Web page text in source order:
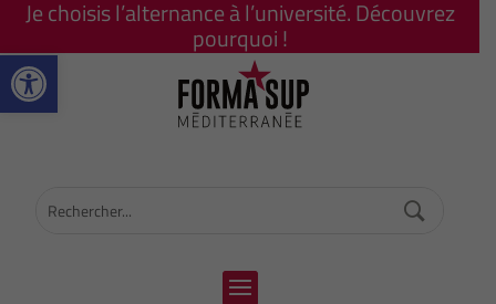
Ouvrir la barre d’outils
Je choisis l’alternance à l’université. Découvrez
pourquoi !